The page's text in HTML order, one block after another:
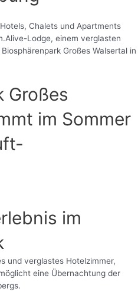
Chalets und Apartments
Lodge, einem verglasten
Großes Walsertal in
Großes
im Sommer
im
und verglastes Hotelzimmer,
eine Übernachtung der